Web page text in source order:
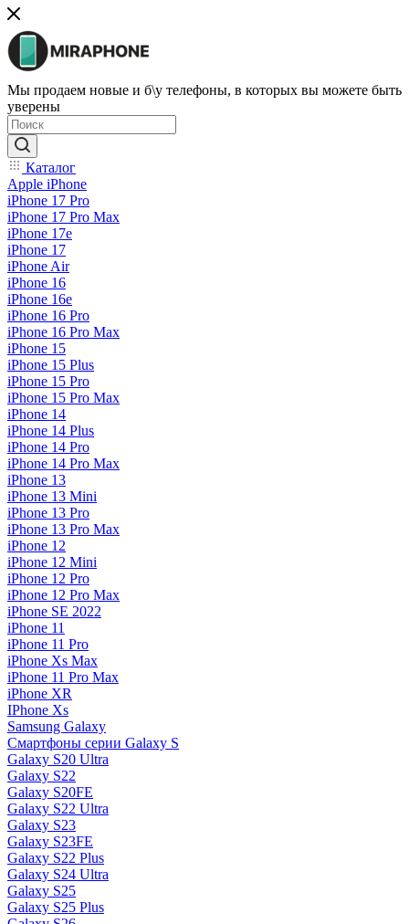
Мы продаем новые и б\у телефоны, в которых вы можете быть
уверены
Каталог
Apple iPhone
iPhone 17 Pro
iPhone 17 Pro Max
iPhone 17e
iPhone 17
iPhone Air
iPhone 16
iPhone 16e
iPhone 16 Pro
iPhone 16 Pro Max
iPhone 15
iPhone 15 Plus
iPhone 15 Pro
iPhone 15 Pro Max
iPhone 14
iPhone 14 Plus
iPhone 14 Pro
iPhone 14 Pro Max
iPhone 13
iPhone 13 Mini
iPhone 13 Pro
iPhone 13 Pro Max
iPhone 12
iPhone 12 Mini
iPhone 12 Pro
iPhone 12 Pro Max
iPhone SE 2022
iPhone 11
iPhone 11 Pro
iPhone Xs Max
iPhone 11 Pro Max
iPhone XR
IPhone Xs
Samsung Galaxy
Смартфоны серии Galaxy S
Galaxy S20 Ultra
Galaxy S22
Galaxy S20FE
Galaxy S22 Ultra
Galaxy S23
Galaxy S23FE
Galaxy S22 Plus
Galaxy S24 Ultra
Galaxy S25
Galaxy S25 Plus